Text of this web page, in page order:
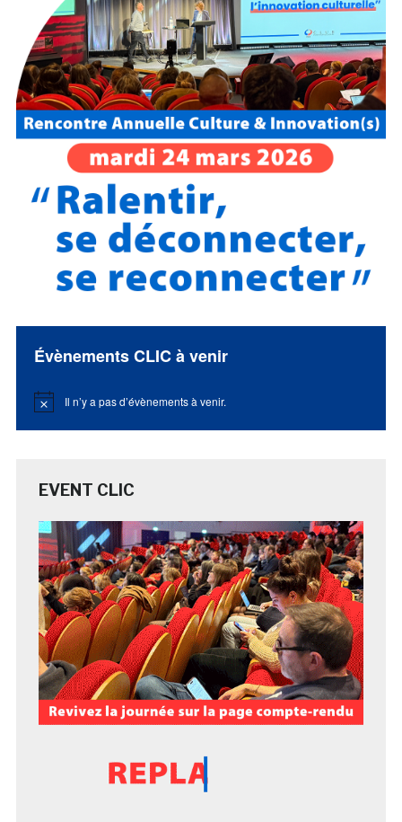
Évènements CLIC à venir
Notice Il n’y a pas d’évènements à venir.
EVENT CLIC